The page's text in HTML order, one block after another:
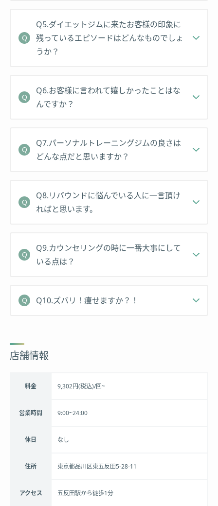
Q5.ダイエットジムに来たお客様の印象に
残っているエピソードはどんなものでしょ
うか？
Q6.お客様に言われて嬉しかったことはな
んですか？
Q7.パーソナルトレーニングジムの良さは
どんな点だと思いますか？
Q8.リバウンドに悩んでいる人に一言頂け
ればと思います。
Q9.カウンセリングの時に一番大事にして
いる点は？
Q10.ズバリ！痩せますか？！
店舗情報
料金 9,302円(税込)/回~
営業時間 9:00~24:00
休日 なし
住所 東京都品川区東五反田5-28-11
アクセス 五反田駅から徒歩1分